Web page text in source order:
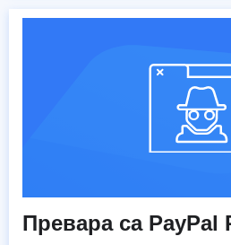
Превара са PayPal